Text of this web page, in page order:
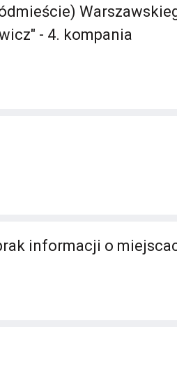
- 4. kompania
informacji o